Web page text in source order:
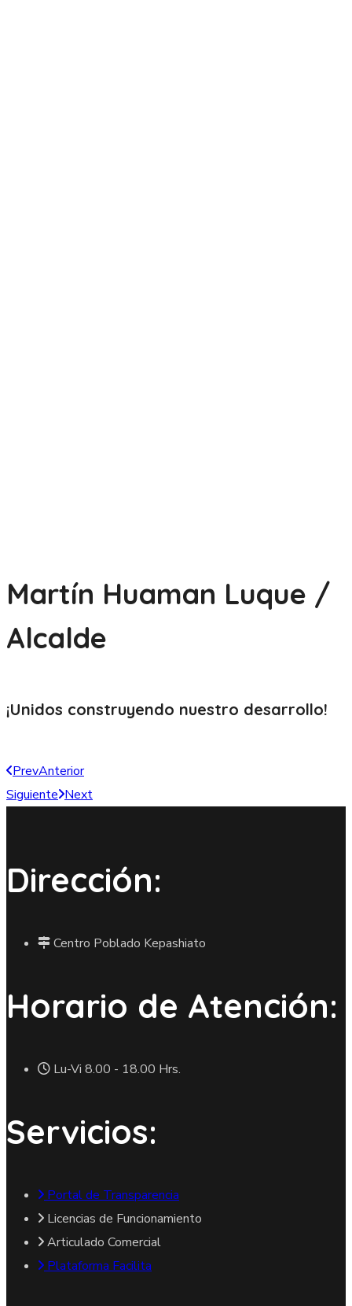
Martín Huaman Luque /
Alcalde
¡Unidos construyendo nuestro desarrollo!
PrevAnterior
Siguiente Next
Dirección:
Centro Poblado Kepashiato
Horario de Atención:
Lu-Vi 8.00 - 18.00 Hrs.
Servicios:
Portal de Transparencia
Licencias de Funcionamiento
Articulado Comercial
Plataforma Facilita